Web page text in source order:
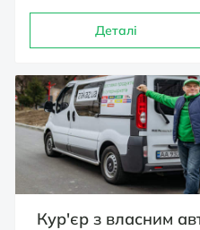
Деталі
Кур'єр з власним